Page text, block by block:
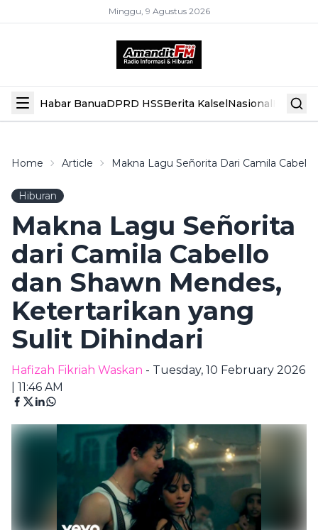
Minggu, 9 Agustus 2026
Habar BanuaDPRD HSSBerita KalselNasional Hiburan
Home Article Makna Lagu Señorita Dari Camila
Hiburan
Makna Lagu Señorita
dari Camila Cabello
dan Shawn Mendes,
Ketertarikan yang
Sulit Dihindari
Hafizah Fikriah Waskan - Tuesday, 10 February 2026
| 11:46 AM